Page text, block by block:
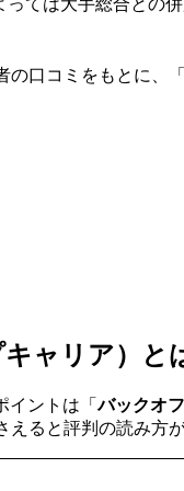
口コミをもとに、
ャリア）と
イントは「バックオ
ると評判の読み方